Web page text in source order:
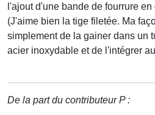
l'ajout d'une bande de fourrure
(J'aime bien la tige filetée. Ma
simplement de la gainer dans un
acier inoxydable et de l'intégrer
De la part du contributeur P :